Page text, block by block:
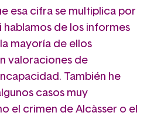
esa cifra se multiplica por
de los informes
mayoría de ellos
valoraciones de
También he
casos muy
el crimen de Alcàsser o el